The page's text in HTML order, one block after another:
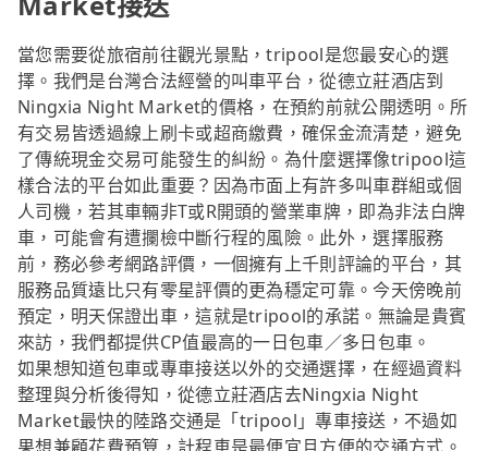
當您需要從旅宿前往觀光景點，tripool是您最安心的選
擇。我們是台灣合法經營的叫車平台，從德立莊酒店到
Ningxia Night Market的價格，在預約前就公開透明。所
有交易皆透過線上刷卡或超商繳費，確保金流清楚，避免
了傳統現金交易可能發生的糾紛。為什麼選擇像tripool這
樣合法的平台如此重要？因為市面上有許多叫車群組或個
人司機，若其車輛非T或R開頭的營業車牌，即為非法白牌
車，可能會有遭攔檢中斷行程的風險。此外，選擇服務
前，務必參考網路評價，一個擁有上千則評論的平台，其
服務品質遠比只有零星評價的更為穩定可靠。今天傍晚前
預定，明天保證出車，這就是tripool的承諾。無論是貴賓
來訪，我們都提供CP值最高的一日包車／多日包車。
如果想知道包車或專車接送以外的交通選擇，在經過資料
整理與分析後得知，從德立莊酒店去Ningxia Night
Market最快的陸路交通是「tripool」專車接送，不過如